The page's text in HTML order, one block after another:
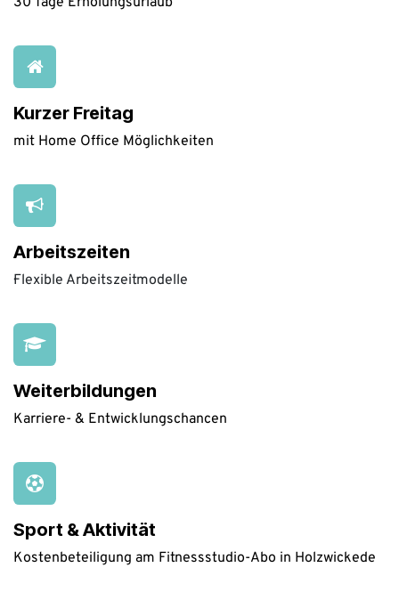
Kurzer Freitag
mit Home Office Möglichkeiten
Arbeitszeiten
·Flexible Arbeitszeitmodelle
Weiterbildungen
Karriere- & Entwicklungschancen
Sport & Aktivität
Kostenbeteiligung am Fitnessstudio-Abo in Holzwickede